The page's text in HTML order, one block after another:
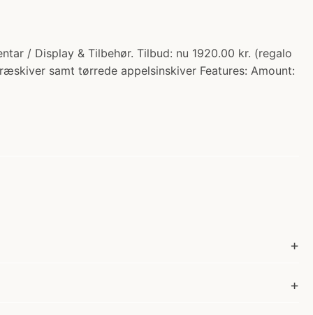
/ Display & Tilbehør. Tilbud: nu 1920.00 kr. (regalo
samt tørrede appelsinskiver Features: Amount: